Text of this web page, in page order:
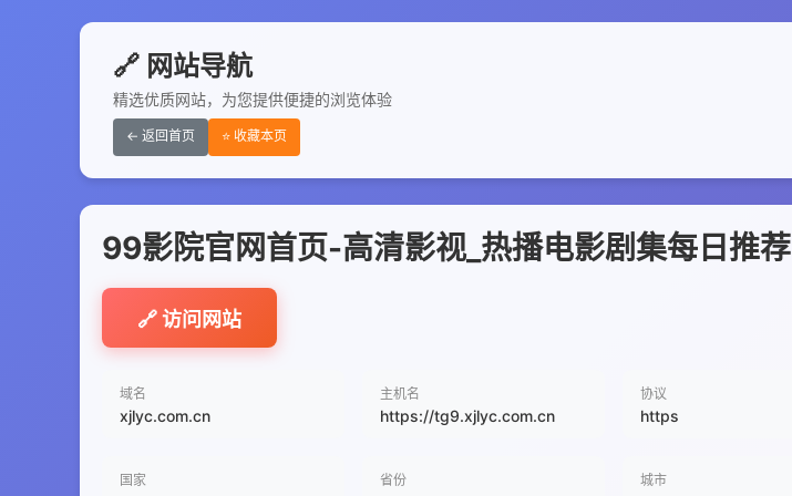
🔗 网站导航
精选优质网站，为您提供便捷的浏览体验
← 返回首页 ⭐ 收藏本页
99影院官网首页-高清影视_热播电影剧集每日推荐
🔗 访问网站
域名
xjlyc.com.cn
主机名
https://tg9.xjlyc.com.cn
协议
https
国家 省份 城市